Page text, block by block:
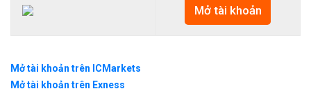
Mở tài khoản
Mở tài khoản trên ICMarkets
Mở tài khoản trên Exness